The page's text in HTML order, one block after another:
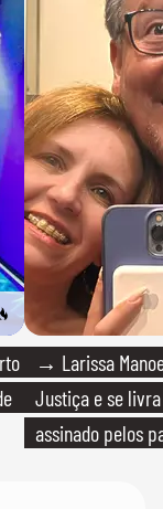
→ Larissa
Justiça e se
assinado pelos